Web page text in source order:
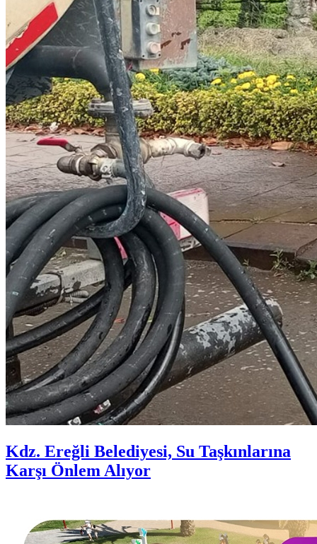
Kdz. Ereğli Belediyesi, Su Taşkınlarına
Karşı Önlem Alıyor